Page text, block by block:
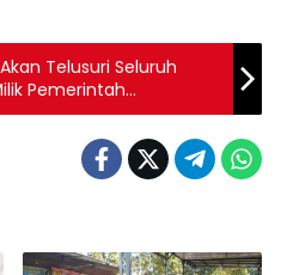
Telusuri Seluruh
Pemerintah